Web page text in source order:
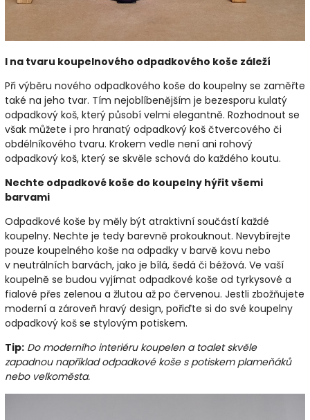
I na tvaru koupelnového odpadkového koše záleží
Při výběru nového odpadkového koše do koupelny se zaměřte
také na jeho tvar. Tím nejoblíbenějším je bezesporu kulatý
odpadkový koš, který působí velmi elegantně. Rozhodnout se
však můžete i pro hranatý odpadkový koš čtvercového či
obdélníkového tvaru. Krokem vedle není ani rohový
odpadkový koš, který se skvěle schová do každého koutu.
Nechte odpadkové koše do koupelny hýřit všemi
barvami
Odpadkové koše by měly být atraktivní součástí každé
koupelny. Nechte je tedy barevně prokouknout. Nevybírejte
pouze koupelného koše na odpadky v barvě kovu nebo
v neutrálních barvách, jako je bílá, šedá či béžová. Ve vaší
koupelně se budou vyjímat odpadkové koše od tyrkysové a
fialové přes zelenou a žlutou až po červenou. Jestli zbožňujete
moderní a zároveň hravý design, pořiďte si do své koupelny
odpadkový koš se stylovým potiskem.
Tip: Do moderního interiéru koupelen a toalet skvěle
zapadnou například odpadkové koše s potiskem plameňáků
nebo velkoměsta.